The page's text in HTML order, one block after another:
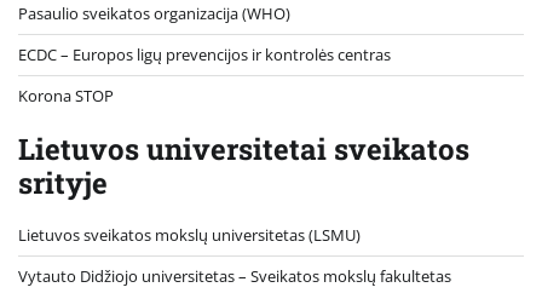
Pasaulio sveikatos organizacija (WHO)
ECDC – Europos ligų prevencijos ir kontrolės centras
Korona STOP
Lietuvos universitetai sveikatos
srityje
Lietuvos sveikatos mokslų universitetas (LSMU)
Vytauto Didžiojo universitetas– Sveikatos mokslų fakultetas